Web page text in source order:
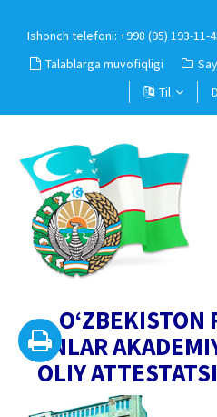
Ishonch telefoni: +998 (95) 193-11-
Talablarga muvofiqligi
Til
O‘ZBEKISTON
FANLAR
OLIY